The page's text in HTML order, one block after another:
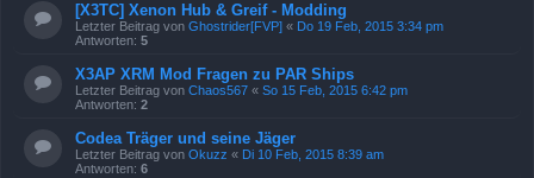
[X3TC] Xenon Hub & Greif - Modding
Letzter Beitrag von Ghostrider[FVP] « Do 19 Feb, 2015 3:34 pm
Antworten: 5
X3AP XRM Mod Fragen zu PAR Ships
Letzter Beitrag von Chaos567 « So 15 Feb, 2015 6:42 pm
Antworten: 2
Codea Träger und seine Jäger
Letzter Beitrag von Okuzz « Di 10 Feb, 2015 8:39 am
Antworten: 6